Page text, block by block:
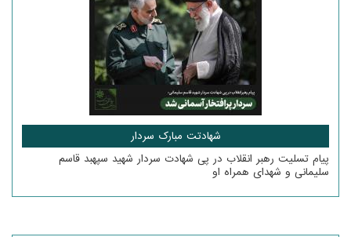
شهادتت مبارک سردار
پیام تسلیت رهبر انقلاب در پی شهادت سردار شهید سپهبد قاسم
سلیمانی و شهدای همراه او